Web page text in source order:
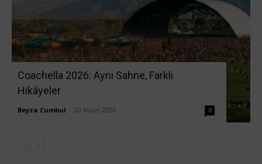
Coachella 2026: Aynı Sahne, Farklı
Hikâyeler
Beyza Cumbul 20 Nisan 2026 0